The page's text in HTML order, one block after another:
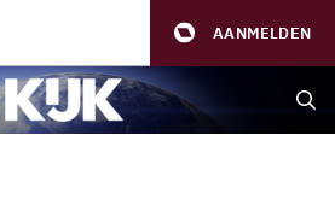
AANMELDEN